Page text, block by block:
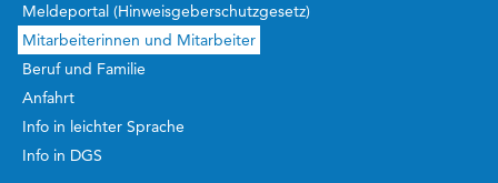
Meldeportal (Hinweisgeberschutzgesetz)
Mitarbeiterinnen und Mitarbeiter
Beruf und Familie
Anfahrt
Info in leichter Sprache
Info in DGS